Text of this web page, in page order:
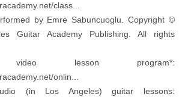
class...
by Emre Sabuncuoglu. Copyright ©
Guitar Academy Publishing. All rights
video lesson program*:
onlin...
(in Los Angeles) guitar lessons: